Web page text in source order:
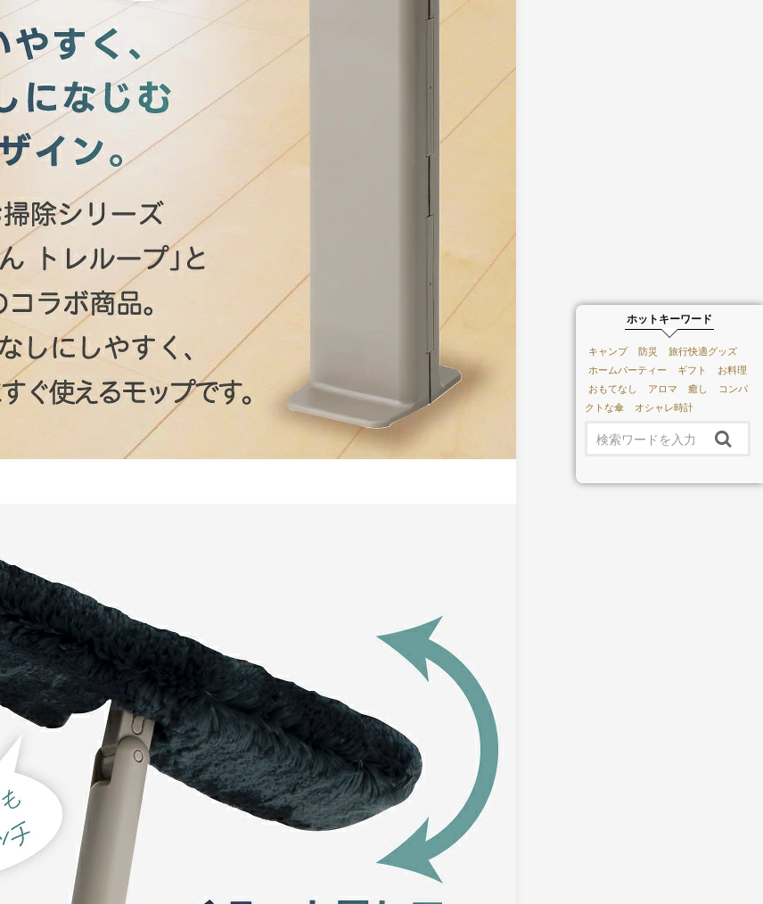
ホットキーワード
キャンプ 防災
旅行快適グッズ
ホームパーティー
ギフト
お料理
おもてなし
アロマ 癒し
コンパ
クトな傘
オシャレ時計